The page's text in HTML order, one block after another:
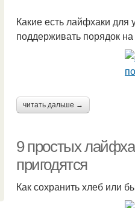
Какие есть лайфхаки для
поддерживать порядок на
читать дальше →
9 простых
пригодятся
Как сохранить хлеб или